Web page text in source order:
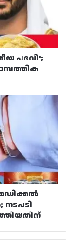
പദവി';
നടപടി